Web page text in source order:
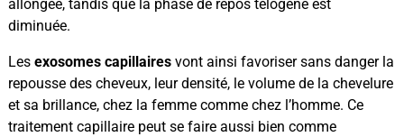
allongée, tandis que la phase de repos télogène est
diminuée.
Les exosomes capillairesvont ainsi favoriser sans danger la
repousse des cheveux, leur densité, le volume de la chevelure
et sa brillance, chez la femme comme chez l’homme. Ce
traitement capillaire peut se faire aussi bien comme